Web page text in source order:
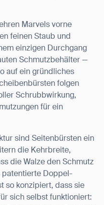
Marvels vorne
feinen Staub und
einzigen Durchgang
Schmutzbehälter —
auf ein gründliches
folgen
Schrubbwirkung,
für ein
sind Seitenbürsten ein
die Kehrbreite,
die Walze den Schmutz
patentierte Doppel-
so konzipiert, dass sie
sich selbst funktioniert: